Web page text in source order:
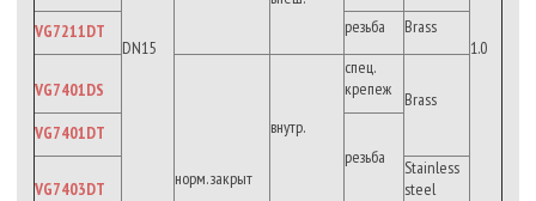
DN15 1.0
VG7211DT
резьба Brass
VG7401DS
норм. закрыт
внутр.
спец.
крепеж
Brass
VG7401DT
резьба
VG7403DT
Stainless
steel